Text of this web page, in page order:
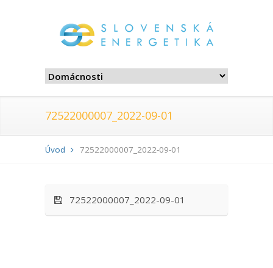
72522000007_2022-09-01
Úvod 72522000007_2022-09-01
72522000007_2022-09-01